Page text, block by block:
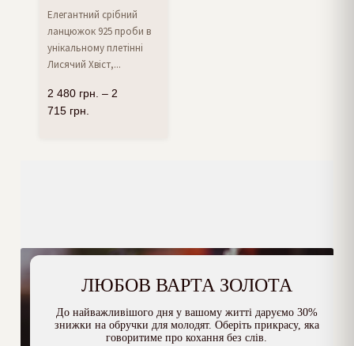
Елегантний срібний
ланцюжок 925 проби в
унікальному плетінні
Лисячий Хвіст,...
2 480 грн. – 2
715 грн.
ЛЮБОВ ВАРТА ЗОЛОТА
До найважливішого дня у вашому житті даруємо 30%
знижки на обручки для молодят. Оберіть прикрасу, яка
говоритиме про кохання без слів.